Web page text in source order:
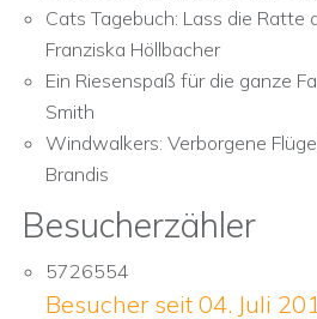
Cats Tagebuch: Lass die Ratte
Franziska Höllbacher
Ein Riesenspaß für die ganze
Smith
Windwalkers: Verborgene
Brandis
Besucherzähler
5726554
Besucher seit 04. Juli